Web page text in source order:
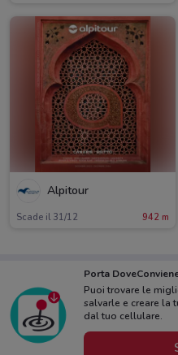
Alpitour
Scade il 31/12 942 m
Porta
Puoi trovare le
salvarle e creare la
dal tuo cellulare.